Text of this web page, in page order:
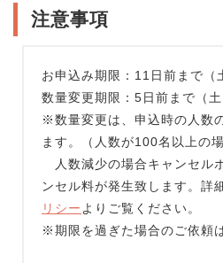
注意事項
お申込み期限：11日前まで（
数量変更期限：5日前まで（土
※数量変更は、申込時の人数
ます。（人数が100名以上の
人数減少の場合キャンセル
ンセル料が発生致します。詳
リシー よりご覧ください。
※期限を過ぎた場合のご依頼